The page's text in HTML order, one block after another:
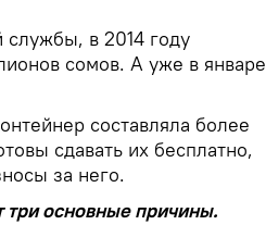
службы, в 2014 году
сомов. А уже в январе
составляла более
сдавать их бесплатно,
за него.
три основные причины.